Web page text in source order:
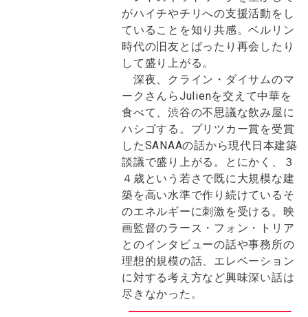
がハイチやチリへの支援活動をし
ていることを知り共感。ベルリン
時代の旧友とばったり再会したり
して盛り上がる。
深夜、クライン・ダイサムのマ
ークさんらJulienを交えて中華を
食べて、渋谷の不思議な飲み屋に
ハシゴする。プリツカー賞を受賞
したSANAAの話から現代日本建築
談議で盛り上がる。とにかく、３
４歳という若さで既に大規模な建
築を高い水準で作り続けているそ
のエネルギーに刺激を受ける。映
画監督のラース・フォン・トリア
とのインタビューの話や事務所の
理想的規模の話、エレベーション
に対する考え方など興味深い話は
尽きなかった。